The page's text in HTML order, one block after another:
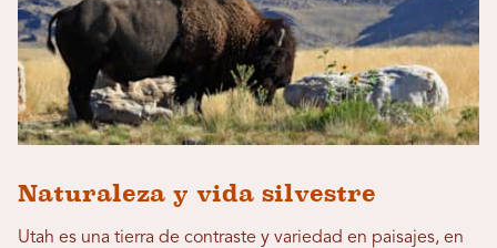
Naturaleza y vida silvestre
Utah es una tierra de contraste y variedad en paisajes, en